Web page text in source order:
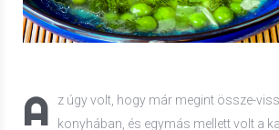
A
z úgy volt, hogy már megint össze-
konyhában, és egymás mellett volt a